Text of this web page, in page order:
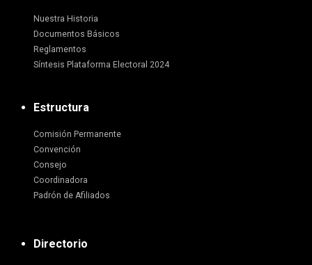
Nuestra Historia
Documentos Básicos
Reglamentos
Síntesis Plataforma Electoral 2024
Estructura
Comisión Permanente
Convención
Consejo
Coordinadora
Padrón de Afiliados
Directorio